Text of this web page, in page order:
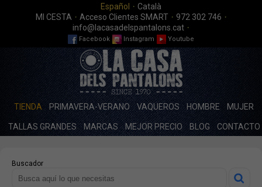
Español · Català
MI CESTA · Acceso Clientes SMART· 972 302 746 ·
info@lacasadelspantalons.cat ·
Facebook Instagram Youtube
TIENDA PRIMAVERA-VERANO VAQUEROS HOMBRE MUJER
TALLAS GRANDES MARCAS MEJOR PRECIO BLOG CONTACTO
Buscador